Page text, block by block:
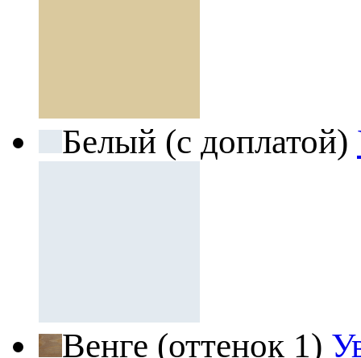
Белый (с доплатой)
Венге (оттенок 1)